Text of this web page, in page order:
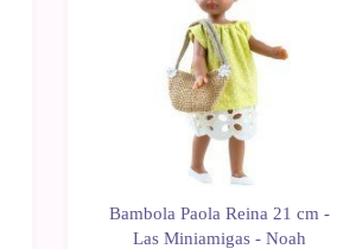
Bambola Paola Reina 21 cm -
Las Miniamigas - Noah